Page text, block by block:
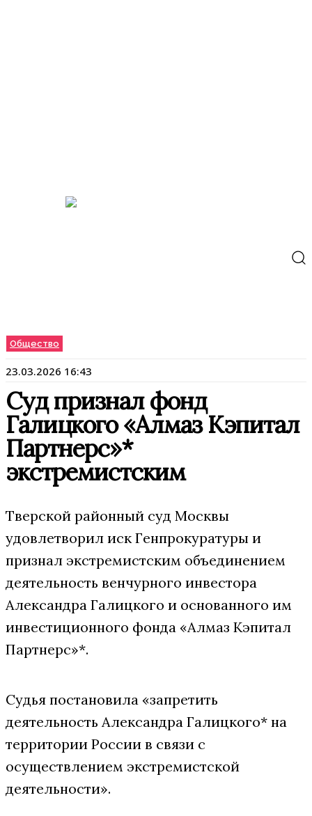
Общество
23.03.2026 16:43
Суд признал фонд
Галицкого «Алмаз Кэпитал
Партнерс»*
экстремистским
Тверской районный суд Москвы
удовлетворил иск Генпрокуратуры и
признал экстремистским объединением
деятельность венчурного инвестора
Александра Галицкого и основанного им
инвестиционного фонда «Алмаз Кэпитал
Партнерс»*.
Судья постановила «запретить
деятельность Александра Галицкого* на
территории России в связи с
осуществлением экстремистской
деятельности».